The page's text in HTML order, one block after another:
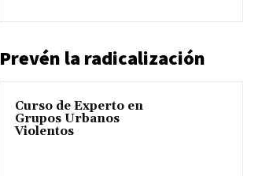
Prevén la radicalización
Curso de Experto en
Grupos Urbanos
Violentos